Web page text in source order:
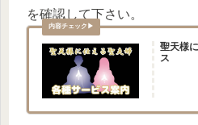
を確認して下さい。
聖天様
ス